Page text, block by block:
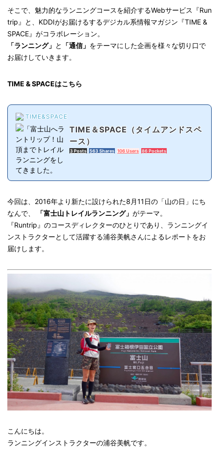
そこで、魅力的なランニングコースを紹介するWebサービス『Run
trip』と、KDDIがお届けるするデジカル系情報マガジン『TIME &
SPACE』がコラボレーション。
「ランニング」 と 「通信」 をテーマにした企画を様々な切り口で
お届けしていきます。
TIME & SPACEはこちら
TIME&SPACE
TIME＆SPACE（タイムアンドスペ
ース）
3 Posts 563 Shares 106 Users 86 Pockets
今回は、2016年より新たに設けられた8月11日の「山の日」にち
なんで、
「富士山トレイルランニング」 がテーマ。
『Runtrip』のコースディレクターのひとりであり、ランニングイ
ンストラクターとして活躍する浦谷美帆さんによるレポートをお
届けします。
こんにちは。
ランニングインストラクターの浦谷美帆です。